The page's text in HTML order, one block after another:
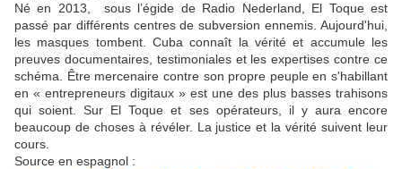
Né en 2013, sous l’égide de Radio Nederland, El Toque est
passé par différents centres de subversion ennemis. Aujourd'hui,
les masques tombent. Cuba connaît la vérité et accumule les
preuves documentaires, testimoniales et les expertises contre ce
schéma. Être mercenaire contre son propre peuple en s'habillant
en « entrepreneurs digitaux » est une des plus basses trahisons
qui soient. Sur El Toque et ses opérateurs, il y aura encore
beaucoup de choses à révéler. La justice et la vérité suivent leur
cours.
Source en espagnol :